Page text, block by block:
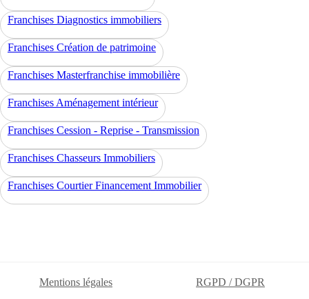
Franchises Diagnostics immobiliers
Franchises Création de patrimoine
Franchises Masterfranchise immobilière
Franchises Aménagement intérieur
Franchises Cession - Reprise - Transmission
Franchises Chasseurs Immobiliers
Franchises Courtier Financement Immobilier
Mentions légales RGPD / DGPR